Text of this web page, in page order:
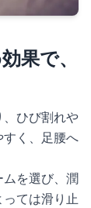
果で、
、ひび割れや
く、足腰へ
を選び、潤
ては滑り止